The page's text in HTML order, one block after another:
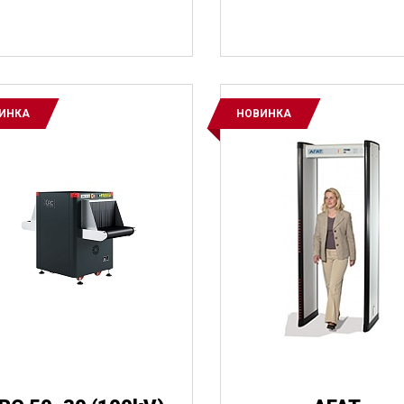
Небольшие грузы Крупный багаж Объемные посылки
Багаж Небольшие грузы
НОВИНКА